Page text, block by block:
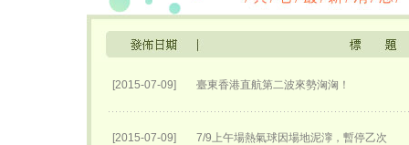
[2015-07-09] 臺東香港直航第二波來勢洶洶！
[2015-07-09] 7/9上午場熱氣球因場地泥濘，暫停乙次